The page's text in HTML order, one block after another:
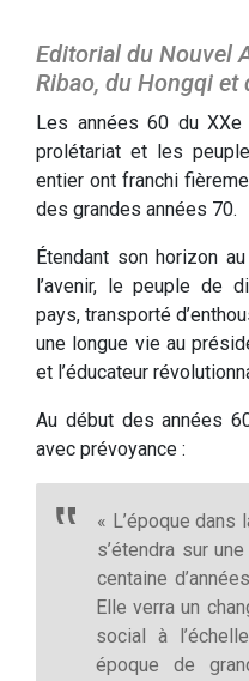
Editorial du Nouvel
Ribao, du Hongqi
Les années 60 du
prolétariat et les
entier ont franchi
des grandes années 70.
Étendant son horizon
l’avenir, le peuple de
pays, transporté
une longue vie au
et l’éducateur
Au début des années
avec prévoyance :
« L’époque
s’étendra sur
centaine
Elle verra un
social à
époque de